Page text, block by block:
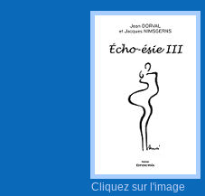
Cliquez sur l'image